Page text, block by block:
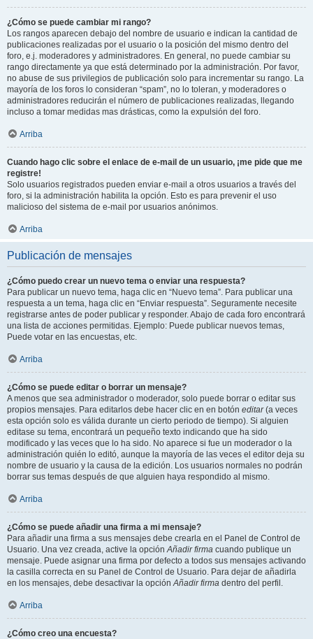
¿Cómo se puede cambiar mi rango?
Los rangos aparecen debajo del nombre de usuario e indican la cantidad de
publicaciones realizadas por el usuario o la posición del mismo dentro del
foro, e.j. moderadores y administradores. En general, no puede cambiar su
rango directamente ya que está determinado por la administración. Por favor,
no abuse de sus privilegios de publicación solo para incrementar su rango. La
mayoría de los foros lo consideran “spam”, no lo toleran, y moderadores o
administradores reducirán el número de publicaciones realizadas, llegando
incluso a tomar medidas mas drásticas, como la expulsión del foro.
Arriba
Cuando hago clic sobre el enlace de e-mail de un usuario, ¡me pide que me
registre!
Solo usuarios registrados pueden enviar e-mail a otros usuarios a través del
foro, si la administración habilita la opción. Esto es para prevenir el uso
malicioso del sistema de e-mail por usuarios anónimos.
Arriba
Publicación de mensajes
¿Cómo puedo crear un nuevo tema o enviar una respuesta?
Para publicar un nuevo tema, haga clic en “Nuevo tema”. Para publicar una
respuesta a un tema, haga clic en “Enviar respuesta”. Seguramente necesite
registrarse antes de poder publicar y responder. Abajo de cada foro encontrará
una lista de acciones permitidas. Ejemplo: Puede publicar nuevos temas,
Puede votar en las encuestas, etc.
Arriba
¿Cómo se puede editar o borrar un mensaje?
A menos que sea administrador o moderador, solo puede borrar o editar sus
propios mensajes. Para editarlos debe hacer clic en en botón editar(a veces
esta opción solo es válida durante un cierto periodo de tiempo). Si alguien
editase su tema, encontrará un pequeño texto indicando que ha sido
modificado y las veces que lo ha sido. No aparece si fue un moderador o la
administración quién lo editó, aunque la mayoría de las veces el editor deja su
nombre de usuario y la causa de la edición. Los usuarios normales no podrán
borrar sus temas después de que alguien haya respondido al mismo.
Arriba
¿Cómo se puede añadir una firma a mi mensaje?
Para añadir una firma a sus mensajes debe crearla en el Panel de Control de
Usuario. Una vez creada, active la opciónAñadir firma cuando publique un
mensaje. Puede asignar una firma por defecto a todos sus mensajes activando
la casilla correcta en su Panel de Control de Usuario. Para dejar de añadirla
en los mensajes, debe desactivar la opciónAñadir firma dentro del perfil.
Arriba
¿Cómo creo una encuesta?